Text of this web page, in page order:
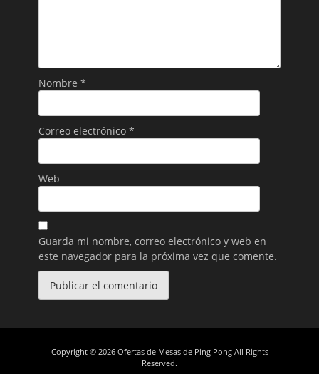
Nombre *
Correo electrónico *
Web
Guarda mi nombre, correo electrónico y web en
este navegador para la próxima vez que comente.
Copyright © 2026 Ofertas de Mesas de Ping PongAll Rights
Reserved.